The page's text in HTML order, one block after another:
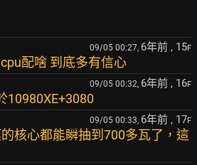
09/05 00:27, 6年前 , 15F
配啥 到底多有信心
09/05 00:32, 6年前 , 16F
10980XE+3080
09/05 00:33, 6年前 , 17F
的核心都能瞬抽到700多瓦了，這